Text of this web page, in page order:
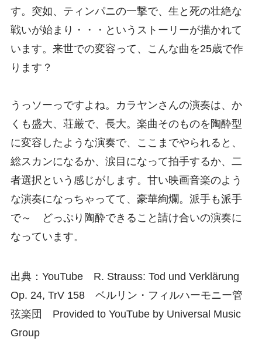
す。突如、ティンパニの一撃で、生と死の壮絶な
戦いが始まり・・・というストーリーが描かれて
います。来世での変容って、こんな曲を25歳で作
ります？
うっソーっですよね。カラヤンさんの演奏は、か
くも盛大、荘厳で、長大。楽曲そのものを陶酔型
に変容したような演奏で、ここまでやられると、
総スカンになるか、涙目になって拍手するか、二
者選択という感じがします。甘い映画音楽のよう
な演奏になっちゃってて、豪華絢爛。派手も派手
で～ どっぷり陶酔できること請け合いの演奏に
なっています。
出典：YouTube R. Strauss: Tod und Verklärung
Op. 24, TrV 158 ベルリン・フィルハーモニー管
弦楽団 Provided to YouTube by Universal Music
Group